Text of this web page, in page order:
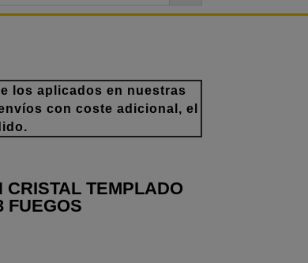
los aplicados en nuestras
con coste adicional, el
CRISTAL TEMPLADO
FUEGOS